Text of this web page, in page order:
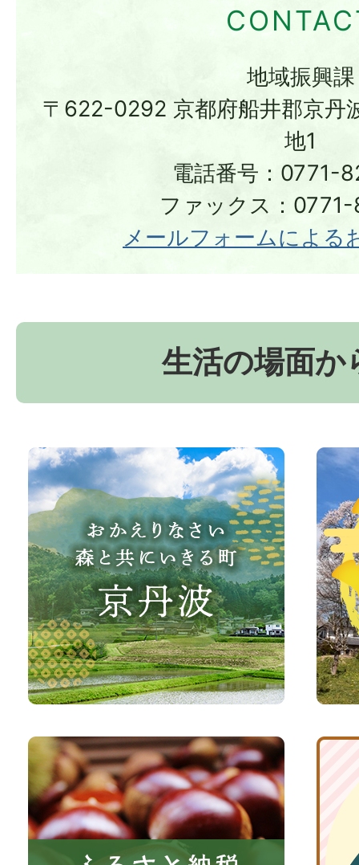
地域振興課
〒622-0292 京都府船井郡京丹
地1
電話番号：0771-
ファックス：
メールフォームによる
生活の場面か
お
か
え
り
な
さ
い、
森
共
に
い
き
京
波
町
観
光
サ
イ
ふ
る
さ
と
京
波
子